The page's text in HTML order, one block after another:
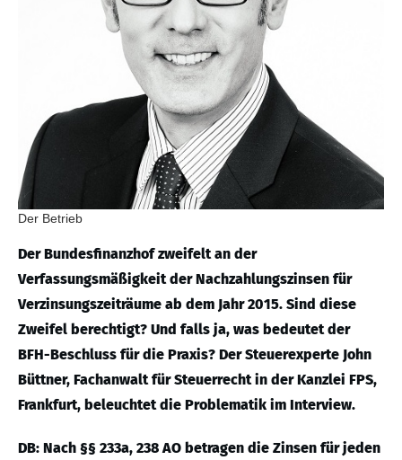
Der Betrieb
Der Bundesfinanzhof zweifelt an der
Verfassungsmäßigkeit der Nachzahlungszinsen für
Verzinsungszeiträume ab dem Jahr 2015. Sind diese
Zweifel berechtigt? Und falls ja, was bedeutet der
BFH-Beschluss für die Praxis? Der Steuerexperte John
Büttner, Fachanwalt für Steuerrecht in der Kanzlei FPS,
Frankfurt, beleuchtet die Problematik im Interview.
DB: Nach §§ 233a, 238 AO betragen die Zinsen für jeden